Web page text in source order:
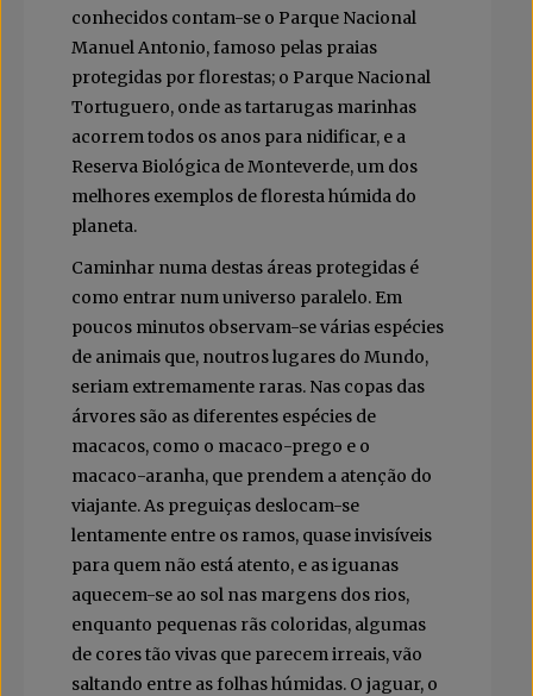
conhecidos contam-se o Parque Nacional
Manuel Antonio, famoso pelas praias
protegidas por florestas; o Parque Nacional
Tortuguero, onde as tartarugas marinhas
acorrem todos os anos para nidificar, e a
Reserva Biológica de Monteverde, um dos
melhores exemplos de floresta húmida do
planeta.
Caminhar numa destas áreas protegidas é
como entrar num universo paralelo. Em
poucos minutos observam-se várias espécies
de animais que, noutros lugares do Mundo,
seriam extremamente raras. Nas copas das
árvores são as diferentes espécies de
macacos, como o macaco-prego e o
macaco-aranha, que prendem a atenção do
viajante. As preguiças deslocam-se
lentamente entre os ramos, quase invisíveis
para quem não está atento, e as iguanas
aquecem-se ao sol nas margens dos rios,
enquanto pequenas rãs coloridas, algumas
de cores tão vivas que parecem irreais, vão
saltando entre as folhas húmidas. O jaguar, o